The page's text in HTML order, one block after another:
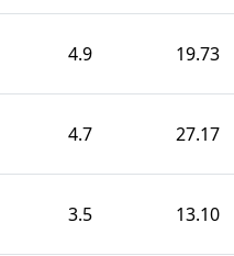
4.9 19.73
4.7 27.17
3.5 13.10